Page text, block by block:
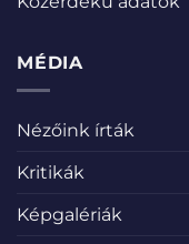
MÉDIA
Nézőink írták
Kritikák
Képgalériák